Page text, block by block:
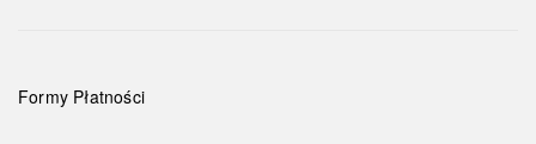
Formy Płatności